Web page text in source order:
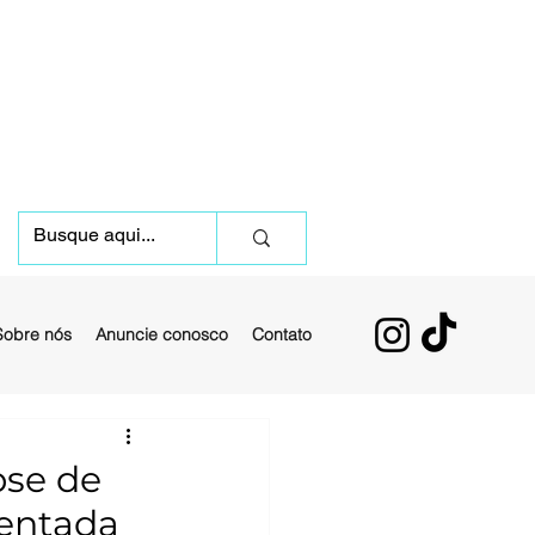
nós Anuncie conosco Contato
de